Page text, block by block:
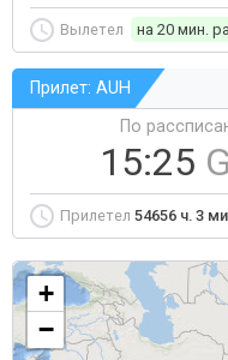
Вылетел на 20 мин.
Прилет: AUH
По
15:25
Прилетел 54656 ч. 3
+
−